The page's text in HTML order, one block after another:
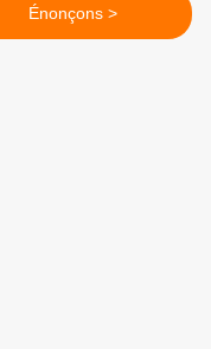
Énonçons >